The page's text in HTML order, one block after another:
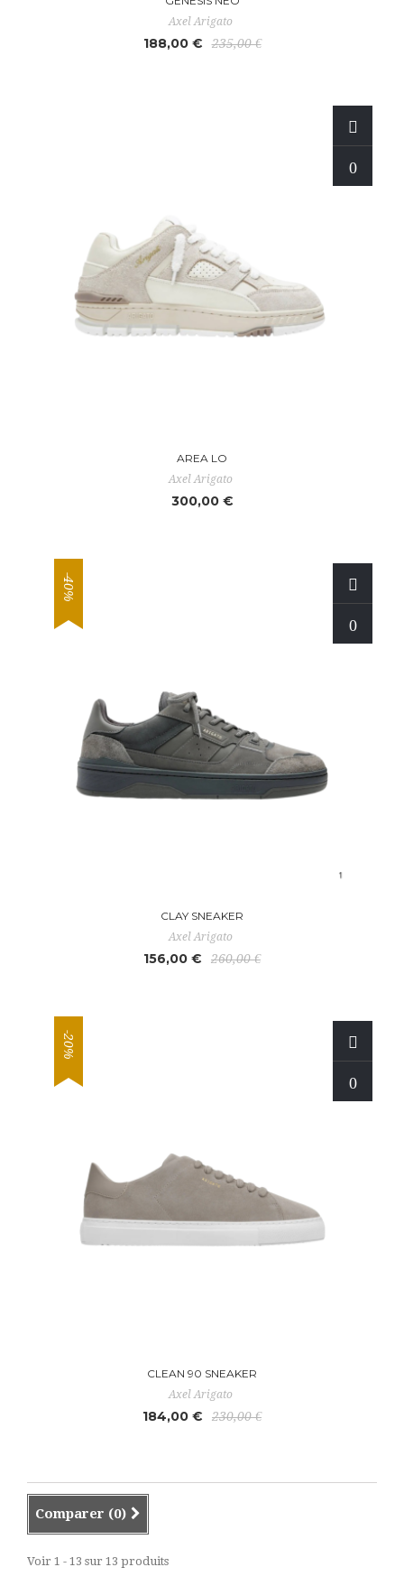
Axel Arigato
188,00 € 235,00 €
AREA LO
Axel Arigato
300,00 €
-40%
CLAY SNEAKER
Axel Arigato
156,00 € 260,00 €
-20%
CLEAN 90 SNEAKER
Axel Arigato
184,00 € 230,00 €
Comparer (0)
Voir 1 - 13 sur 13 produits